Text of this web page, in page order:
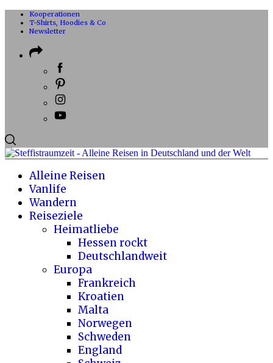
Kooperationen
T-Shirts, Hoodies & Co
Newsletter
Alleine Reisen
Vanlife
Wandern
Reiseziele
Heimatliebe
Hessen rockt
Deutschlandweit
Europa
Frankreich
Kroatien
Malta
Norwegen
Schweden
England